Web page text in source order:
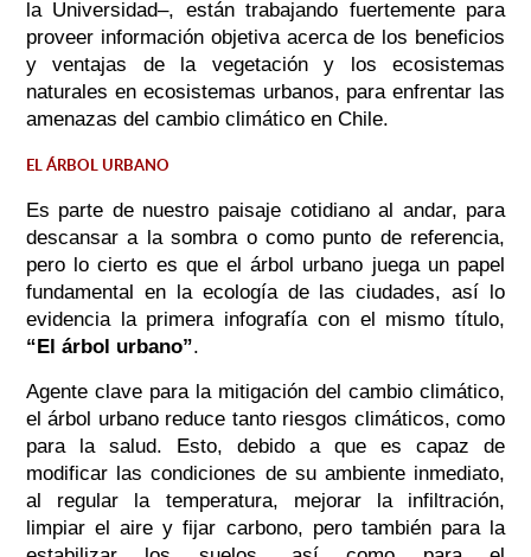
la Universidad–, están trabajando fuertemente para
proveer información objetiva acerca de los beneficios
y ventajas de la vegetación y los ecosistemas
naturales en ecosistemas urbanos, para enfrentar las
amenazas del cambio climático en Chile.
EL ÁRBOL URBANO
Es parte de nuestro paisaje cotidiano al andar, para
descansar a la sombra o como punto de referencia,
pero lo cierto es que el árbol urbano juega un papel
fundamental en la ecología de las ciudades, así lo
evidencia la primera infografía con el mismo título,
“El árbol urbano”.
Agente clave para la mitigación del cambio climático,
el árbol urbano reduce tanto riesgos climáticos, como
para la salud. Esto, debido a que es capaz de
modificar las condiciones de su ambiente inmediato,
al regular la temperatura, mejorar la infiltración,
limpiar el aire y fijar carbono, pero también para la